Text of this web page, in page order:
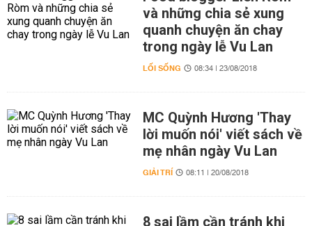
và những chia sẻ xung
quanh chuyện ăn chay
trong ngày lễ Vu Lan
LỐI SỐNG 08:34 | 23/08/2018
MC Quỳnh Hương 'Thay
lời muốn nói' viết sách về
mẹ nhân ngày Vu Lan
GIẢI TRÍ 08:11 | 20/08/2018
8 sai lầm cần tránh khi